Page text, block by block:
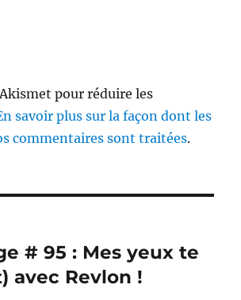
pour réduire les
savoir plus sur la façon dont les
commentaires sont traitées.
# 95 : Mes yeux te
avec Revlon !